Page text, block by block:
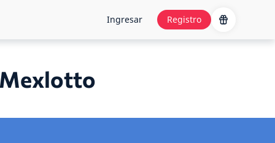
Ingresar Registro
Mexlotto